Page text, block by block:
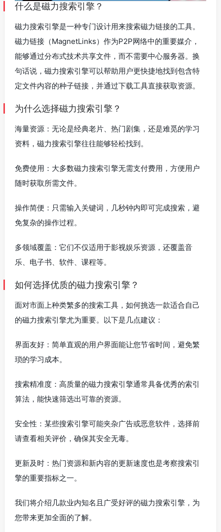
什么是磁力搜索引擎 ？
磁力搜索引擎是一种专门设计用来搜索磁力链接的工具。
磁力链接（MagnetLinks）作为P2P网络中的重要媒介，
能够通过分布式技术共享文件，而不需要中心服务器。换
句话说，磁力搜索引擎可以帮助用户更快捷地找到包含特
定文件内容的种子链接，并通过下载工具直接获取资源。
为什么选择磁力搜索引擎？
海量资源：无论是经典老片、热门剧集，还是难觅的学习
资料，磁力搜索引擎往往能够轻松找到。
免费使用：大多数磁力搜索引擎无需支付费用，方便用户
随时获取所需文件。
操作简便：只需输入关键词，几秒钟内即可完成搜索，避
免复杂的操作过程。
多领域覆盖：它们不仅适用于影视娱乐资源，还覆盖音
乐、电子书、软件、课程等。
如何选择优质的磁力搜索引擎？
面对市面上种类繁多的搜索工具，如何挑选一款适合自己
的磁力搜索引擎尤为重要。以下是几点建议：
界面友好：简单直观的用户界面能让您节省时间，避免繁
琐的学习成本。
搜索精准度：高质量的磁力搜索引擎通常具备优秀的索引
算法，能快速筛选出可靠的资源。
安全性：某些搜索引擎可能夹杂广告或恶意软件，选择前
请查看相关评价，确保其安全无毒。
更新及时：热门资源和新内容的更新速度也是考察搜索引
擎的重要指标之一。
我们将介绍几款业内知名且广受好评的磁力搜索引擎，为
您带来更加全面的了解。